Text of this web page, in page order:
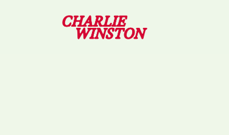
LOVE ISN’T EASY